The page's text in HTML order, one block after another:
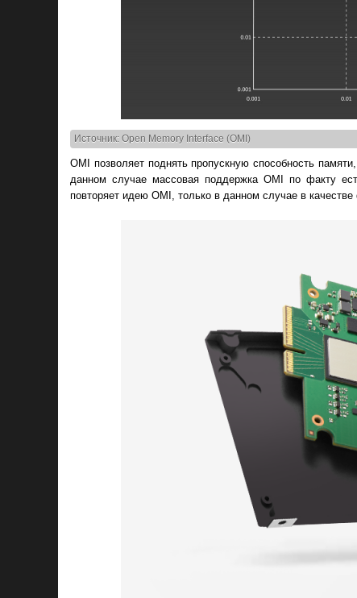
Источник: Open Memory Interface (OMI)
OMI позволяет поднять пропускную способность
данном случае массовая поддержка OMI по факту
повторяет идею OMI, только в данном случае в